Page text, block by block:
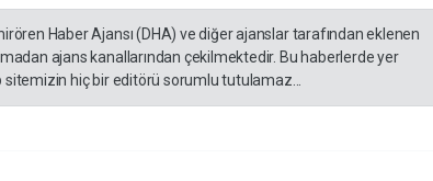
Haber Ajansı (DHA) ve diğer ajanslar tarafından eklenen
ajans kanallarından çekilmektedir. Bu haberlerde yer
hiç bir editörü sorumlu tutulamaz...